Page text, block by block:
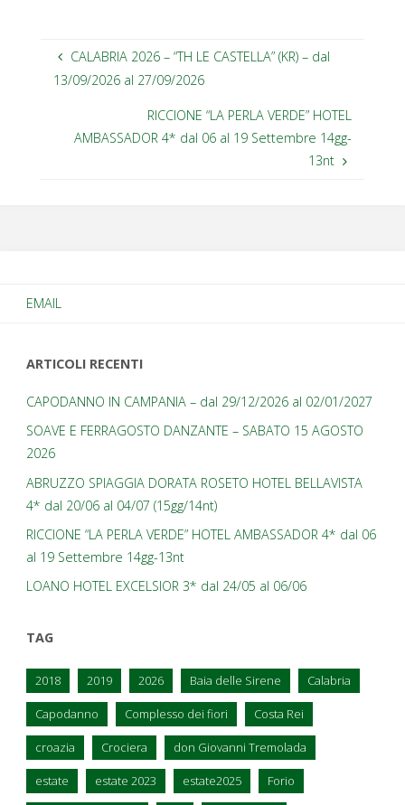
CALABRIA 2026 – “TH LE CASTELLA” (KR) – dal
13/09/2026 al 27/09/2026
RICCIONE “LA PERLA VERDE” HOTEL
AMBASSADOR 4* dal 06 al 19 Settembre 14gg-
13nt
EMAIL
ARTICOLI RECENTI
CAPODANNO IN CAMPANIA – dal 29/12/2026 al 02/01/2027
SOAVE E FERRAGOSTO DANZANTE – SABATO 15 AGOSTO
2026
ABRUZZO SPIAGGIA DORATA ROSETO HOTEL BELLAVISTA
4* dal 20/06 al 04/07 (15gg/14nt)
RICCIONE “LA PERLA VERDE” HOTEL AMBASSADOR 4* dal 06
al 19 Settembre 14gg-13nt
LOANO HOTEL EXCELSIOR 3* dal 24/05 al 06/06
TAG
2018 2019 2026 Baia delle Sirene Calabria
Capodanno Complesso dei fiori Costa Rei
croazia Crociera don Giovanni Tremolada
estate estate 2023 estate2025 Forio